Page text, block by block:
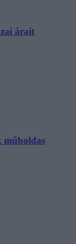
árait
műholdas